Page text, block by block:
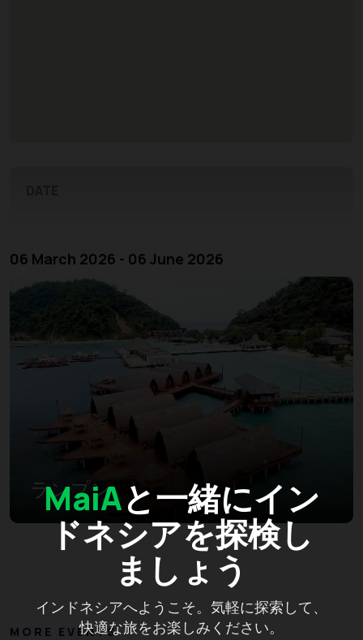
MaiAと一緒にイン
ドネシアを探検し
ましょう
インドネシアへようこそ。気軽に探索して、
快適な旅をお楽しみください。
06 March 2026 - 06 June 2026
ランプン
MORE EVENTS